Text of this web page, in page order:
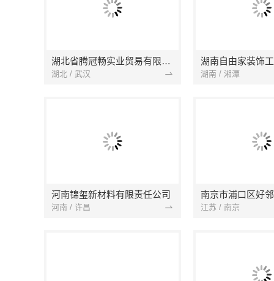
湖北省腾冠畅实业贸易有限公司
湖北 / 武汉
湖南自由家装饰
湖南 / 湘潭
河南锦玺新材料有限责任公司
河南 / 许昌 江苏 / 南京